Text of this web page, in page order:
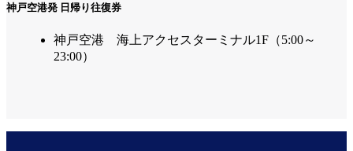
神戸空港発 日帰り往復券
神戸空港 海上アクセスターミナル1F（5:00～
23:00）